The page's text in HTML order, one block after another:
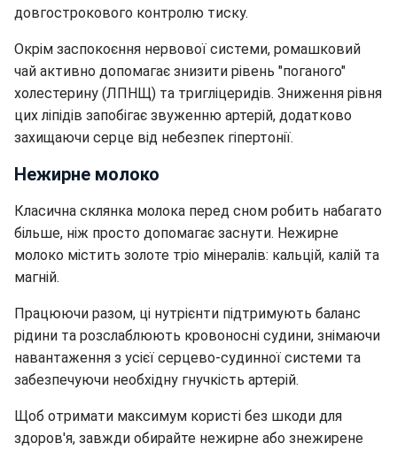
довгострокового контролю тиску.
Окрім заспокоєння нервової системи, ромашковий
чай активно допомагає знизити рівень "поганого"
холестерину (ЛПНЩ) та тригліцеридів. Зниження рівня
цих ліпідів запобігає звуженню артерій, додатково
захищаючи серце від небезпек гіпертонії.
Нежирне молоко
Класична склянка молока перед сном робить набагато
більше, ніж просто допомагає заснути. Нежирне
молоко містить золоте тріо мінералів: кальцій, калій та
магній.
Працюючи разом, ці нутрієнти підтримують баланс
рідини та розслаблюють кровоносні судини, знімаючи
навантаження з усієї серцево-судинної системи та
забезпечуючи необхідну гнучкість артерій.
Щоб отримати максимум користі без шкоди для
здоров'я, завжди обирайте нежирне або знежирене